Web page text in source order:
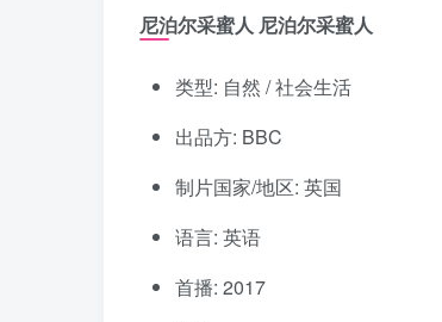
尼泊尔采蜜人 尼泊尔采蜜人
类型: 自然 / 社会生活
出品方: BBC
制片国家/地区: 英国
语言: 英语
首播: 2017